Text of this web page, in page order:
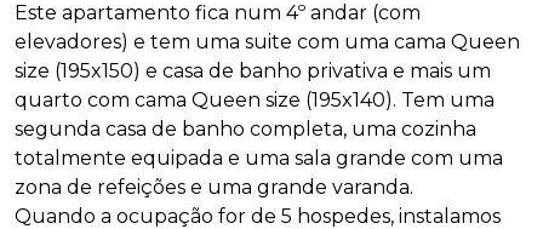
Este apartamento fica num 4º andar (com
elevadores) e tem uma suite com uma cama Queen
size (195x150) e casa de banho privativa e mais um
quarto com cama Queen size (195x140). Tem uma
segunda casa de banho completa, uma cozinha
totalmente equipada e uma sala grande com uma
zona de refeições e uma grande varanda.
Quando a ocupação for de 5 hospedes, instalamos